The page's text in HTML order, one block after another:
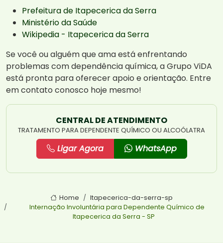
Prefeitura de Itapecerica da Serra
Ministério da Saúde
Wikipedia - Itapecerica da Serra
Se você ou alguém que ama está enfrentando
problemas com dependência química, a Grupo ViDA
está pronta para oferecer apoio e orientação. Entre
em contato conosco hoje mesmo!
CENTRAL DE ATENDIMENTO
TRATAMENTO PARA DEPENDENTE QUÍMICO OU ALCOÓLATRA
Ligar Agora WhatsApp
Home
Itapecerica-da-serra-sp
Internação Involuntária para Dependente Químico de
Itapecerica da Serra - SP